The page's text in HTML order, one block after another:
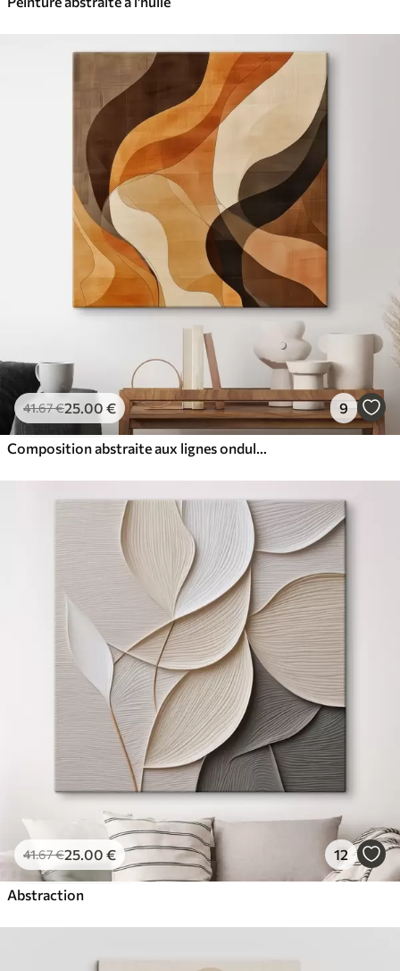
41.67€25.00 € 9
Composition abstraite aux lignes ondulées dynamiques, dans une palette de tons brun terre cuite
41.67€25.00 € 12
Abstraction